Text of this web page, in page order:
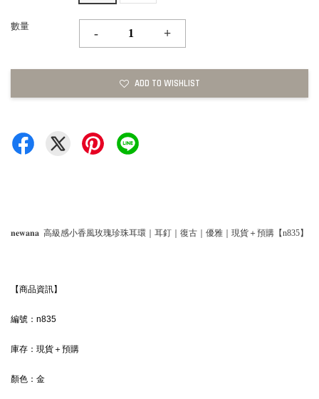
數量
- +
ADD TO WISHLIST
𝐧𝐞𝐰𝐚𝐧𝐚 高級感小香風玫瑰珍珠耳環｜耳釘｜復古｜優雅｜現貨＋預購【n835】
【商品資訊】
編號：n835
庫存：現貨＋預購
顏色： 金